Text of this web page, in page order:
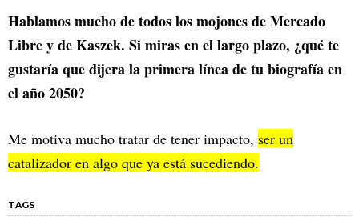
Hablamos mucho de todos los mojones de Mercado
Libre y de Kaszek. Si miras en el largo plazo, ¿qué te
gustaría que dijera la primera línea de tu biografía en
el año 2050?
Me motiva mucho tratar de tener impacto, ser un
catalizador en algo que ya está sucediendo.
TAGS